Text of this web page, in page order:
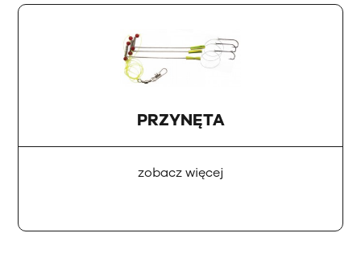
PRZYNĘTA
zobacz więcej